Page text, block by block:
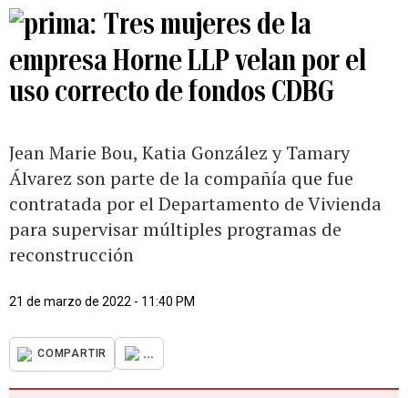
Tres mujeres de la
empresa Horne LLP velan por el
uso correcto de fondos CDBG
Jean Marie Bou, Katia González y Tamary
Álvarez son parte de la compañía que fue
contratada por el Departamento de Vivienda
para supervisar múltiples programas de
reconstrucción
21 de marzo de 2022 - 11:40 PM
COMPARTIR ...